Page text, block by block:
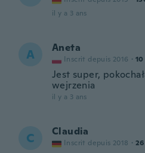
il y a 3 ans
A Aneta
Inscrit depuis 2016 · 10
Jest super,
wejrzenia
il y a 3 ans
C Claudia
Inscrit depuis 2018 · 26